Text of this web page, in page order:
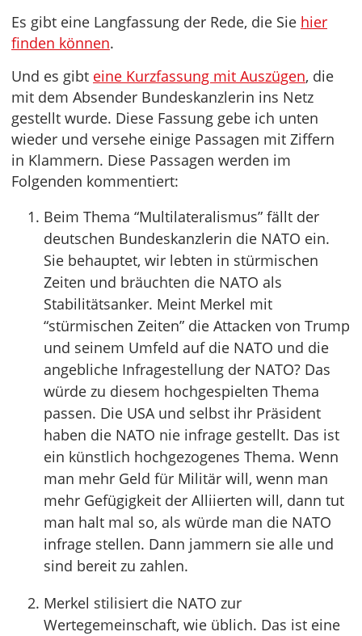
Es gibt eine Langfassung der Rede, die Sie hier
finden können.
Und es gibt eine Kurzfassung mit Auszügen, die
mit dem Absender Bundeskanzlerin ins Netz
gestellt wurde. Diese Fassung gebe ich unten
wieder und versehe einige Passagen mit Ziffern
in Klammern. Diese Passagen werden im
Folgenden kommentiert:
Beim Thema “Multilateralismus” fällt der
deutschen Bundeskanzlerin die NATO ein.
Sie behauptet, wir lebten in stürmischen
Zeiten und bräuchten die NATO als
Stabilitätsanker. Meint Merkel mit
“stürmischen Zeiten” die Attacken von Trump
und seinem Umfeld auf die NATO und die
angebliche Infragestellung der NATO? Das
würde zu diesem hochgespielten Thema
passen. Die USA und selbst ihr Präsident
haben die NATO nie infrage gestellt. Das ist
ein künstlich hochgezogenes Thema. Wenn
man mehr Geld für Militär will, wenn man
mehr Gefügigkeit der Alliierten will, dann tut
man halt mal so, als würde man die NATO
infrage stellen. Dann jammern sie alle und
sind bereit zu zahlen.
Merkel stilisiert die NATO zur
Wertegemeinschaft, wie üblich. Das ist eine